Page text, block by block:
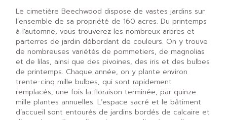
Le cimetière Beechwood dispose de vastes jardins sur
l’ensemble de sa propriété de 160 acres. Du printemps
à l’automne, vous trouverez les nombreux arbres et
parterres de jardin débordant de couleurs. On y trouve
de nombreuses variétés de pommetiers, de magnolias
et de lilas, ainsi que des pivoines, des iris et des bulbes
de printemps. Chaque année, on y plante environ
trente-cinq mille bulbes, qui sont rapidement
remplacés, une fois la floraison terminée, par quinze
mille plantes annuelles. L’espace sacré et le bâtiment
d’accueil sont entourés de jardins bordés de calcaire et